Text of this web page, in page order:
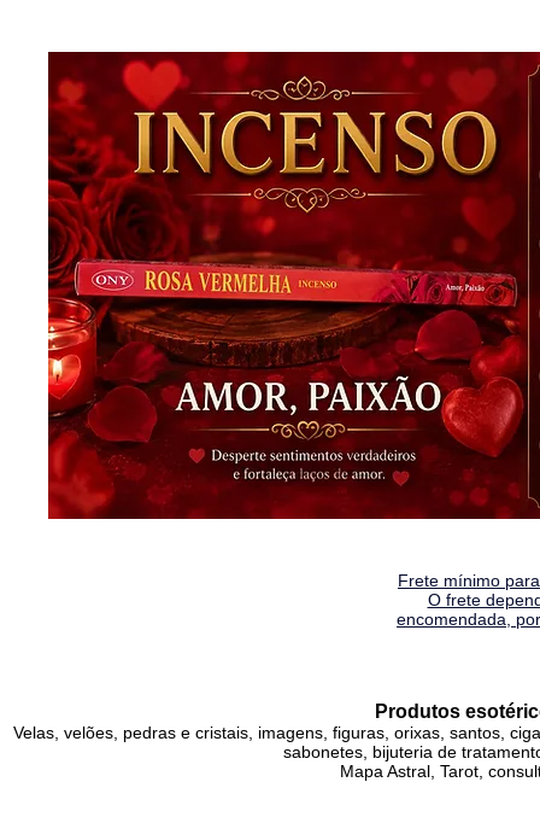
Frete mínimo
O frete
encomendada,
Produtos
Velas, velões, pedras e cristais, imagens, figuras, orixas, santos,
sabonetes, bijuteria de
Mapa Astral, Tarot,